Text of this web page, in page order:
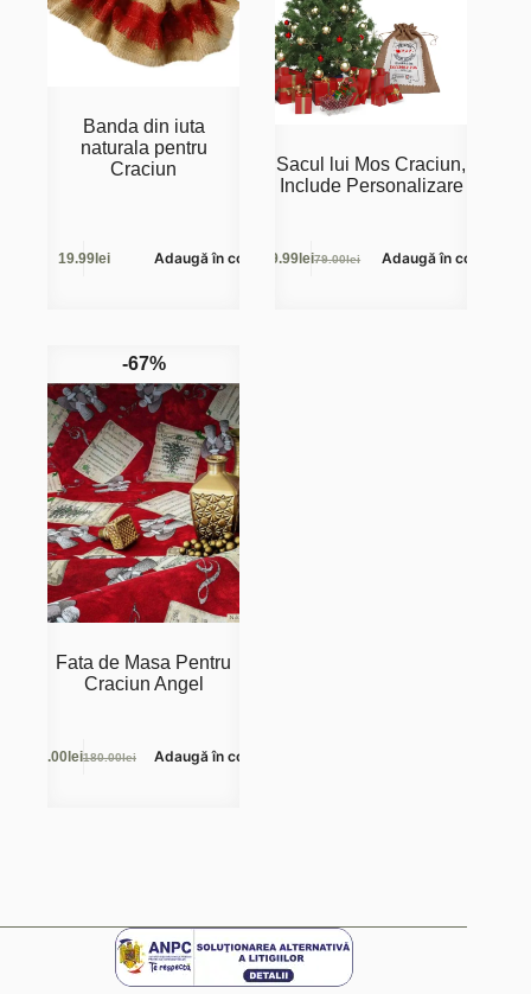
Banda din iuta
naturala pentru
Craciun
19.99lei Adaugă în coș
Sacul lui Mos Craciun,
Include Personalizare
79.00lei
Prețul
49.99 leiPrețul
Adaugă în coș
-67%
Fata de Masa Pentru
Craciun Angel
180.00lei
Prețul
59.00 leiPrețul
Adaugă în coș